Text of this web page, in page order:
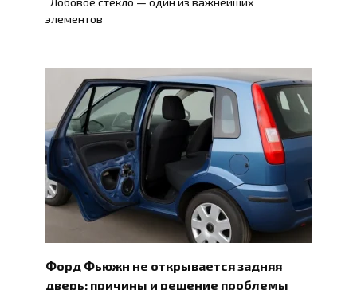
элементов
Форд Фьюжн не открывается задняя
дверь: причины и решение проблемы